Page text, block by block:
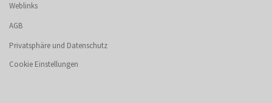
Weblinks
AGB
Privatsphäre und Datenschutz
Cookie Einstellungen